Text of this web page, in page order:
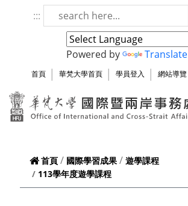
跳到頁面主要內容區
:::
Powered by Translate
首頁 華梵大學首頁 學員登入 網站導覽
首頁 國際學習成果
遊學課程
113學年度遊學課程